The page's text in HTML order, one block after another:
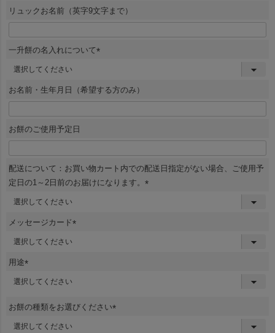
)
リュックお名前（英字9文字まで）
一升餅の名入れについて
須
)
お名前・生年月日（希望する方のみ）
お餅のご使用予定日
配送について：お買い物カート内での配送日指定がない場合、ご使用予
定日の1～2日前のお届けになります。
メッセージカード
用途
(
)
お餅の種類をお選びください